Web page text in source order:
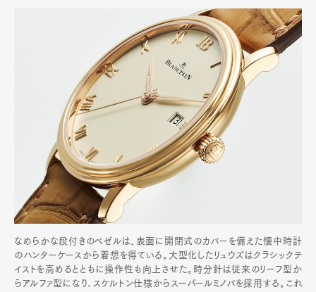
なめらかな段付きのベゼルは、表面に開閉式のカバーを備えた懐中時計
のハンターケースから着想を得ている。大型化したリュウズはクラシックテ
イストを高めるとともに操作性も向上させた。時分針は従来のリーフ型か
らアルファ型になり､スケルトン仕様からスーパールミノバを採用する｡これ